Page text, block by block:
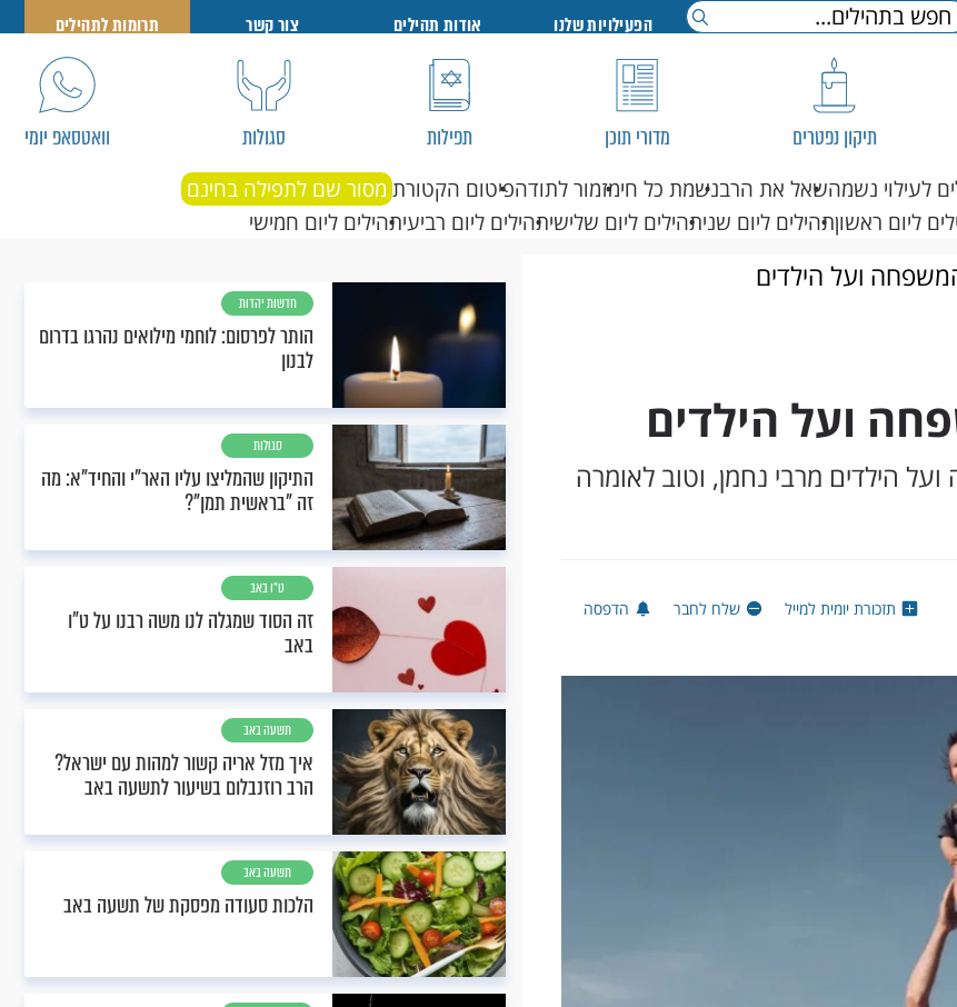
הפעילויות שלנו אודות תהילים צור קשר תרומות לתהילים
תיקון נפטרים מדורי תוכן תפילות סגולות וואטסאפ יומי
לעילוי נשמהשאל את הרבנשמת כל חימזמור לתודהפיטום הקטורת מסור שם לתפילה בחינם
ליום ראשוןתהילים ליום שניתהילים ליום שלישיתהילים ליום רביעיתהילים ליום חמישי
ועל הילדים
ועל הילדים
הילדים מרבי נחמן, וטוב לאומרה
תזכורת יומית למייל שלח לחבר הדפסה
חדשות יהדות
הותר לפרסום: לוחמי מילואים נהרגו בדרום
לבנון
סגולות
התיקון שהמליצו עליו האר"י והחיד"א: מה
זה "בראשית תמן"?
ט"ו באב
זה הסוד שמגלה לנו משה רבנו על ט"ו
באב
תשעה באב
איך מזל אריה קשור למהות עם ישראל?
הרב רוזנבלום בשיעור לתשעה באב
תשעה באב
הלכות סעודה מפסקת של תשעה באב